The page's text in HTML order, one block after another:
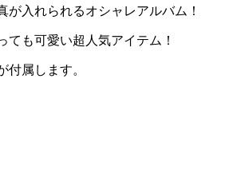
が入れられるオシャレアルバム！
ても可愛い超人気アイテム！
属します。